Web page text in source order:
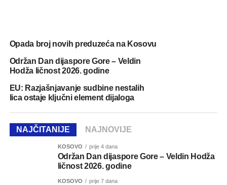
Opada broj novih preduzeća na Kosovu
Održan Dan dijaspore Gore – Veldin
Hodža ličnost 2026. godine
EU: Razjašnjavanje sudbine nestalih
lica ostaje ključni element dijaloga
NAJČITANIJE NAJNOVIJE
KOSOVO prije 4 dana
Održan Dan dijaspore Gore – Veldin Hodža
ličnost 2026. godine
KOSOVO prije 7 dana